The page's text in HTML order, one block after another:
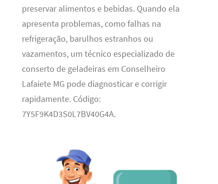
preservar alimentos e bebidas. Quando ela
apresenta problemas, como falhas na
refrigeração, barulhos estranhos ou
vazamentos, um técnico especializado de
conserto de geladeiras em Conselheiro
Lafaiete MG pode diagnosticar e corrigir
rapidamente. Código:
7Y5F9K4D3S0L7BV40G4A.